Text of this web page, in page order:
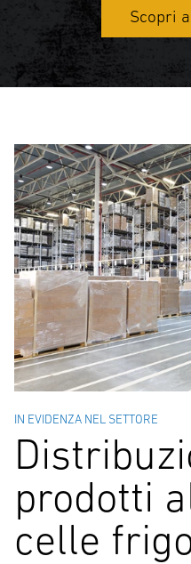
Scopri
IN EVIDENZA NEL SETTORE
prodotti
celle